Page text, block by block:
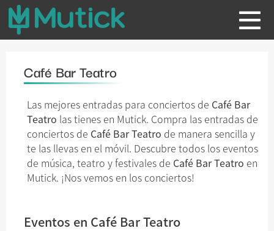
Café Bar Teatro
Las mejores entradas para conciertos de Café Bar
Teatro las tienes en Mutick. Compra las entradas de
conciertos de Café Bar Teatro de manera sencilla y
te las llevas en el móvil. Descubre todos los eventos
de música, teatro y festivales de Café Bar Teatro en
Mutick. ¡Nos vemos en los conciertos!
Eventos en Café Bar Teatro